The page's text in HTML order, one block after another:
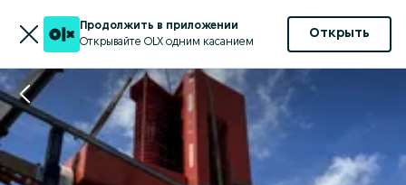
Продолжить в приложении
Открывайте OLX одним касанием
Открыть